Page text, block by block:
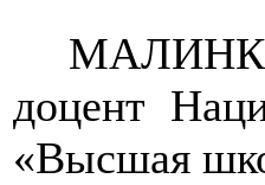
доцент
«Высшая